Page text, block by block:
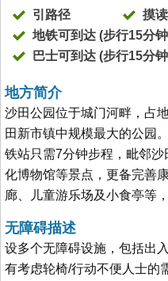
引路径 摸
地铁可到达 (步行15分
巴士可到达 (步行15分
地方简介
沙田公园位于城门河畔，占
田新市镇中规模最大的公园
铁站只需7分钟步程，毗邻
化博物馆等景点，更备完善
廊、儿童游乐场及小食亭等
无障碍描述
设多个无障碍设施，包括出
有考虑轮椅/行动不便人士的